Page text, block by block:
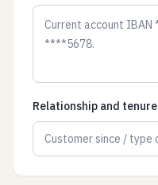
Relationship and tenure